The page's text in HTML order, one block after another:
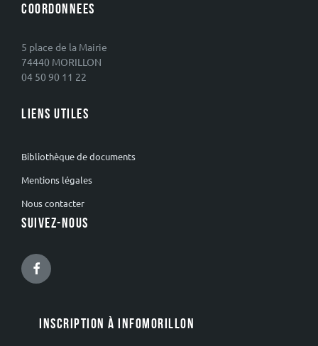
COORDONNEES
5 place de la Mairie
74440 MORILLON
04 50 90 11 22
LIENS UTILES
Bibliothèque de documents
Mentions légales
Nous contacter
SUIVEZ-NOUS
Facebook
INSCRIPTION À INFOMORILLON